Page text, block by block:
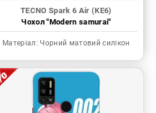
TECNO Spark 6 Air (KE6)
Чохол "Modern samurai"
Матеріал: Чорний матовий силікон